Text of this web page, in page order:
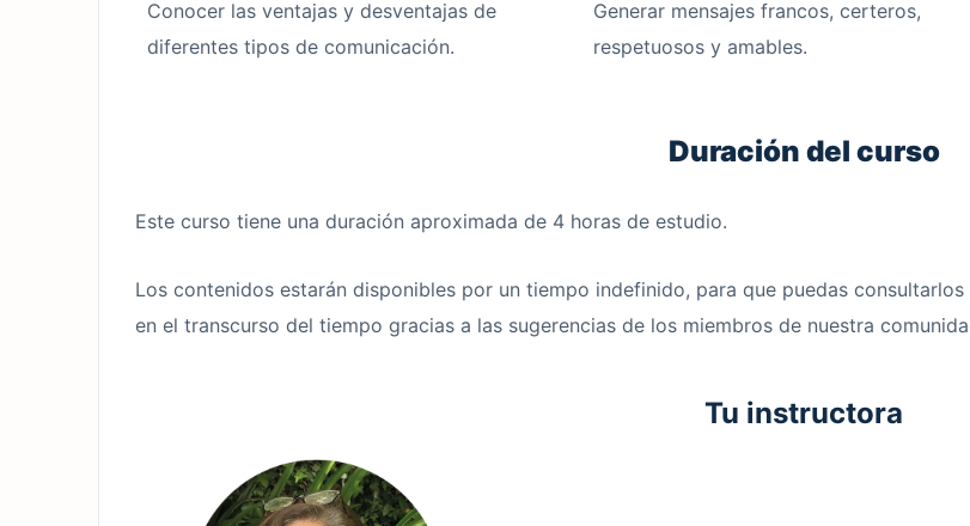
Conocer las ventajas y desventajas de
diferentes tipos de comunicación.
Generar mensajes francos, certeros,
respetuosos y amables.
Duración del curso
Este curso tiene una duración aproximada de 4 horas de estudio.
Los contenidos estarán disponibles por un tiempo indefinido, para que puedas
en el transcurso del tiempo gracias a las sugerencias de los miembros de nuestra
Tu instructora